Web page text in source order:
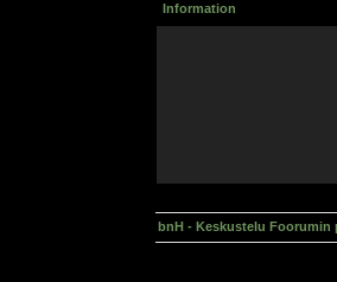
Information
bnH - Keskustelu Foorumin